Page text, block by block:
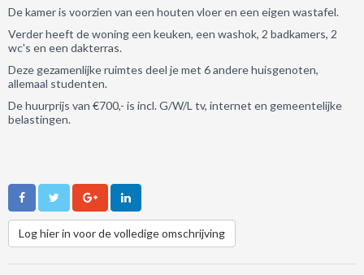
De kamer is voorzien van een houten vloer en een eigen wastafel.
Verder heeft de woning een keuken, een washok, 2 badkamers, 2
wc's en een dakterras.
Deze gezamenlijke ruimtes deel je met 6 andere huisgenoten,
allemaal studenten.
De huurprijs van €700,- is incl. G/W/L tv, internet en gemeentelijke
belastingen.
Log hier in voor de volledige omschrijving